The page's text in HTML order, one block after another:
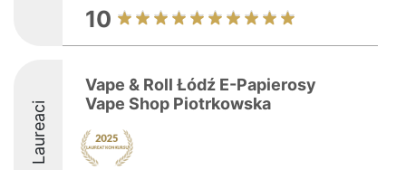
10
Laureaci
Vape & Roll Łódź E-Papierosy
Vape Shop Piotrkowska